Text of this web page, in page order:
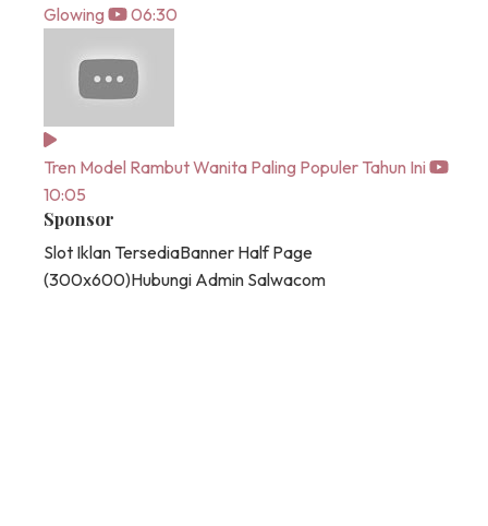
Glowing
06:30
Tren Model Rambut Wanita Paling Populer Tahun Ini
10:05
Sponsor
Slot Iklan TersediaBanner Half Page
(300x600)Hubungi Admin Salwacom